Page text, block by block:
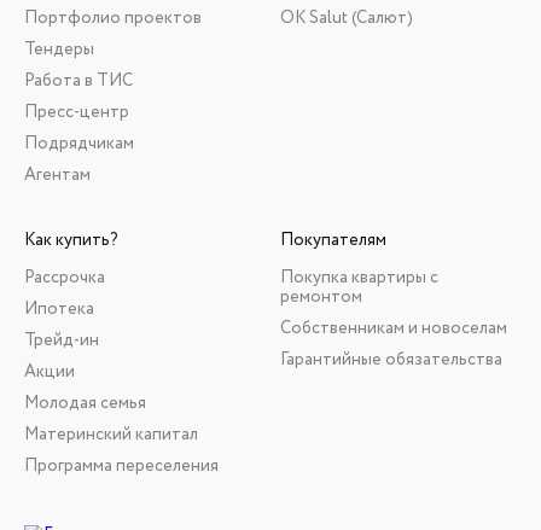
Портфолио проектов
Тендеры
Работа в ТИС
Пресс-центр
Подрядчикам
Агентам
ОК Salut (Салют)
Как купить?
Рассрочка
Ипотека
Трейд-ин
Акции
Молодая семья
Материнский капитал
Программа переселения
Покупателям
Покупка квартиры с
ремонтом
Собственникам и новоселам
Гарантийные обязательства